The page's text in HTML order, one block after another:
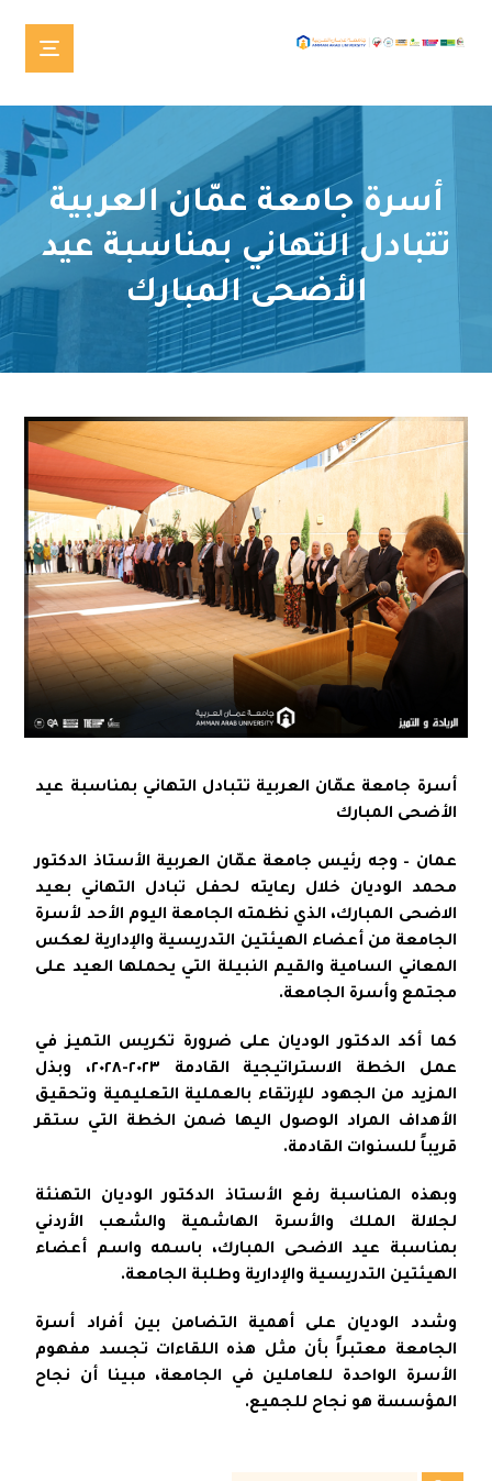
أسرة جامعة عمّان العربية
تتبادل التهاني بمناسبة عيد
الأضحى المبارك
أسرة جامعة عمّان العربية تتبادل التهاني بمناسبة عيد
الأضحى المبارك
عمان – وجه رئيس جامعة عمّان العربية الأستاذ الدكتور
محمد الوديان خلال رعايته لحفل تبادل التهاني بعيد
الاضحى المبارك، الذي نظمته الجامعة اليوم الأحد لأسرة
الجامعة من أعضاء الهيئتين التدريسية والإدارية لعكس
المعاني السامية والقيم النبيلة التي يحملها العيد على
مجتمع وأسرة الجامعة.
كما أكد الدكتور الوديان على ضرورة تكريس التميز في
عمل الخطة الاستراتيجية القادمة ٢٠٢٣-٢٠٢٨، وبذل
المزيد من الجهود للإرتقاء بالعملية التعليمية وتحقيق
الأهداف المراد الوصول اليها ضمن الخطة التي ستقر
قريباً للسنوات القادمة.
وبهذه المناسبة رفع الأستاذ الدكتور الوديان التهنئة
لجلالة الملك والأسرة الهاشمية والشعب الأردني
بمناسبة عيد الاضحى المبارك، باسمه واسم أعضاء
الهيئتين التدريسية والإدارية وطلبة الجامعة.
وشدد الوديان على أهمية التضامن بين أفراد أسرة
الجامعة معتبراً بأن مثل هذه اللقاءات تجسد مفهوم
الأسرة الواحدة للعاملين في الجامعة، مبينا أن نجاح
المؤسسة هو نجاح للجميع.